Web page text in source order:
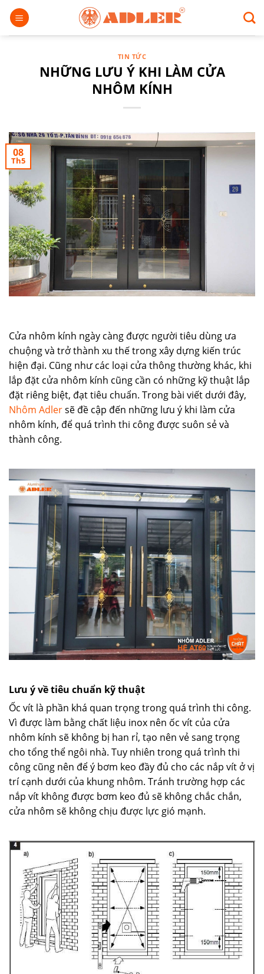
Chuyển
đến
nội
TIN TỨC
NHỮNG LƯU Ý KHI LÀM CỬA
NHÔM KÍNH
08
Th5
Cửa nhôm kính ngày càng được người tiêu dùng ưa
chuộng và trở thành xu thế trong xây dựng kiến trúc
hiện đại. Cũng như các loại cửa thông thường khác, khi
lắp đặt cửa nhôm kính cũng cần có những kỹ thuật lắp
đặt riêng biệt, đạt tiêu chuẩn. Trong bài viết dưới đây,
Nhôm Adlersẽ đề cập đến những lưu ý khi làm cửa
nhôm kính, để quá trình thi công được suôn sẻ và
thành công.
Lưu ý về tiêu chuẩn kỹ thuật
Ốc vít là phần khá quan trọng trong quá trình thi công.
Vì được làm bằng chất liệu inox nên ốc vít của cửa
nhôm kính sẽ không bị han rỉ, tạo nên vẻ sang trọng
cho tổng thể ngôi nhà. Tuy nhiên trong quá trình thi
công cũng nên để ý bơm keo đầy đủ cho các nắp vít ở vị
trí cạnh dưới của khung nhôm. Tránh trường hợp các
nắp vít không được bơm keo đủ sẽ không chắc chắn,
cửa nhôm sẽ không chịu được lực gió mạnh.